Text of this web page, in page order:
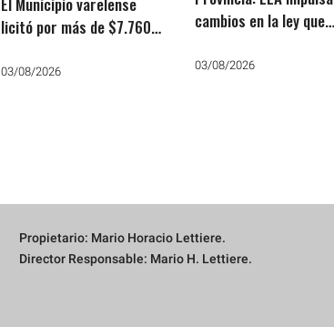
licitó por más de $7.760
Alimentario Escolar hasta
03/08/2026
cambios en la ley que
03/08/2026
Propietario: Mario Horacio Lettiere.
Director Responsable: Mario H. Lettiere.